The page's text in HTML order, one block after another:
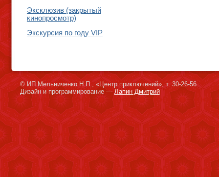
Эксклюзив (закрытый
кинопросмотр)
Экскурсия по году VIP
© ИП Мельниченко Н.П., «Центр приключений», т. 30-26-56
Дизайн и программирование —Лапин Дмитрий